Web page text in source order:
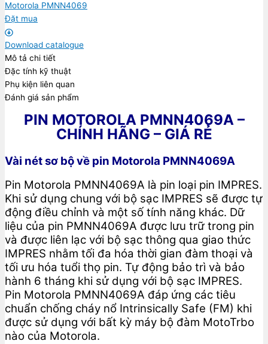
Motorola PMNN4069
Đặt mua
Download catalogue
Mô tả chi tiết
Đặc tính kỹ thuật
Phụ kiện liên quan
Đánh giá sản phẩm
PIN MOTOROLA PMNN4069A –
CHÍNH HÃNG – GIÁ RẺ
Vài nét sơ bộ về pin Motorola PMNN4069A
Pin Motorola PMNN4069A là pin loại pin IMPRES.
Khi sử dụng chung với bộ sạc IMPRES sẽ được tự
động điều chỉnh và một số tính năng khác. Dữ
liệu của pin PMNN4069A được lưu trữ trong pin
và được liên lạc với bộ sạc thông qua giao thức
IMPRES nhằm tối đa hóa thời gian đàm thoại và
tối ưu hóa tuổi thọ pin. Tự động bảo trì và bảo
hành 6 tháng khi sử dụng với bộ sạc IMPRES.
Pin Motorola PMNN4069A đáp ứng các tiêu
chuẩn chống cháy nổ Intrinsically Safe (FM) khi
được sử dụng với bất kỳ máy bộ đàm MotoTrbo
nào của Motorola.